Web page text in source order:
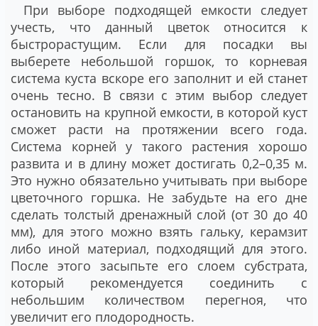
При выборе подходящей емкости следует
учесть, что данный цветок относится к
быстрорастущим. Если для посадки вы
выберете небольшой горшок, то корневая
система куста вскоре его заполнит и ей станет
очень тесно. В связи с этим выбор следует
остановить на крупной емкости, в которой куст
сможет расти на протяжении всего года.
Система корней у такого растения хорошо
развита и в длину может достигать 0,2–0,35 м.
Это нужно обязательно учитывать при выборе
цветочного горшка. Не забудьте на его дне
сделать толстый дренажный слой (от 30 до 40
мм), для этого можно взять гальку, керамзит
либо иной материал, подходящий для этого.
После этого засыпьте его слоем субстрата,
который рекомендуется соединить с
небольшим количеством перегноя, что
увеличит его плодородность.